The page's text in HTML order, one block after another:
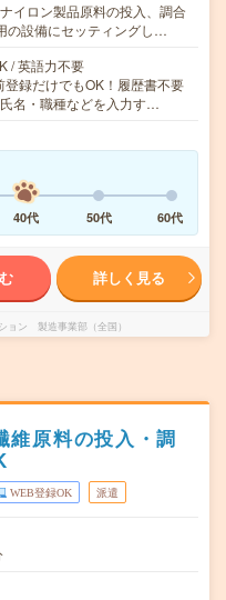
イロン製品原料の投入、調合
の設備にセッティングし…
/ 英語力不要
録だけでもOK！履歴書不要
名・職種などを入力す…
40代 50代 60代
詳しく見る
ョン 製造事業部（全国）
維原料の投入・調
WEB登録OK 派遣